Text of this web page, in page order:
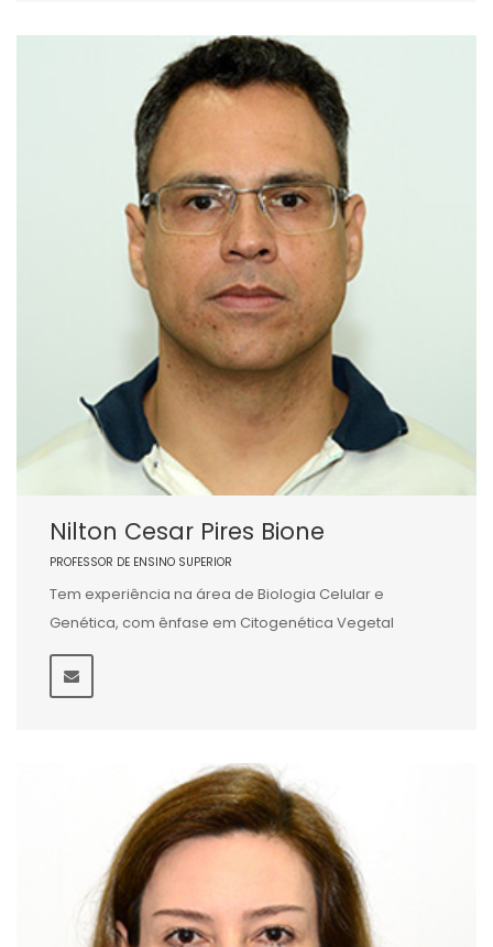
Nilton Cesar Pires Bione
PROFESSOR DE ENSINO SUPERIOR
Tem experiência na área de Biologia Celular e
Genética, com ênfase em Citogenética Vegetal